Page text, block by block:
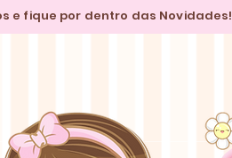
e fique por dentro das Novidades!